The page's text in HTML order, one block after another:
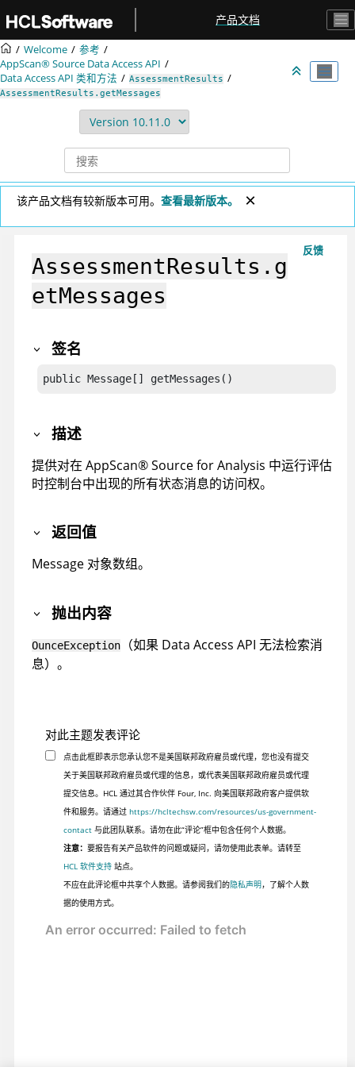
产品文档
Welcome
参考
AppScan® Source Data Access API
Data Access API 类和方法
AssessmentResults
AssessmentResults.getMessages
该产品文档有较新版本可用。 查看最新版本。
反馈
AssessmentResults.g
etMessages
签名
public Message[] getMessages()
描述
提供对在 AppScan®Source for Analysis 中运行评估
时控制台中出现的所有状态消息的访问权。
返回值
Message 对象数组。
抛出内容
OunceException
（如果 Data Access API 无法检索消
息）。
对此主题发表评论
点击此框即表示您承认您不是美国联邦政府雇员或代理，您也没有提交
关于美国联邦政府雇员或代理的信息，或代表美国联邦政府雇员或代理
提交信息。HCL 通过其合作伙伴 Four, Inc. 向美国联邦政府客户提供软
件和服务。请通过 https://hcltechsw.com/resources/us-government-
contact与此团队联系。请勿在此“评论”框中包含任何个人数据。
注意： 要报告有关产品软件的问题或疑问，请勿使用此表单。请转至
HCL 软件支持站点。
不应在此评论框中共享个人数据。请参阅我们的隐私声明，了解个人数
据的使用方式。